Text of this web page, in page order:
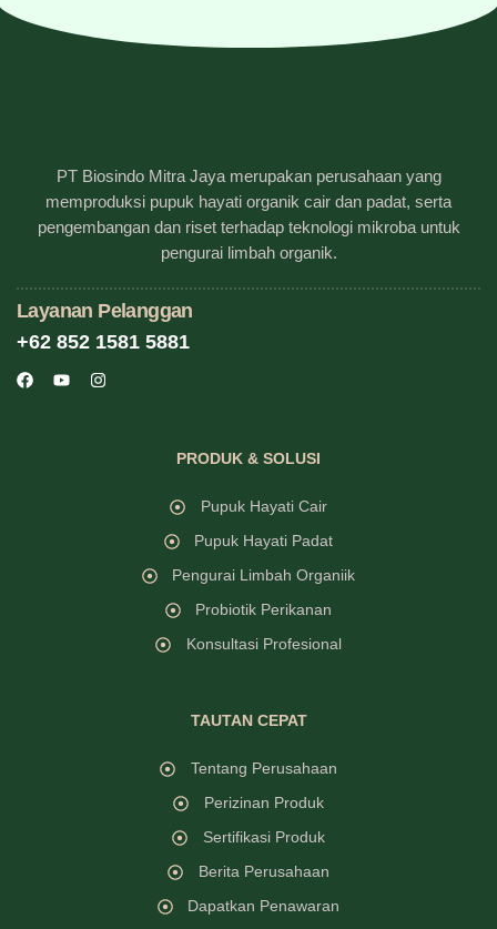
PT Biosindo Mitra Jaya merupakan perusahaan yang
memproduksi pupuk hayati organik cair dan padat, serta
pengembangan dan riset terhadap teknologi mikroba untuk
pengurai limbah organik.
Layanan Pelanggan
+62 852 1581 5881
PRODUK & SOLUSI
Pupuk Hayati Cair
Pupuk Hayati Padat
Pengurai Limbah Organiik
Probiotik Perikanan
Konsultasi Profesional
TAUTAN CEPAT
Tentang Perusahaan
Perizinan Produk
Sertifikasi Produk
Berita Perusahaan
Dapatkan Penawaran